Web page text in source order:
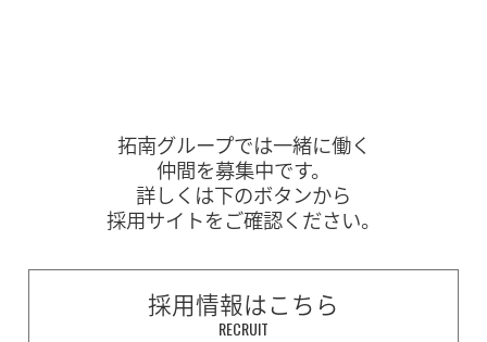
拓南グループでは一緒に働く
仲間を募集中です。
詳しくは下のボタンから
採用サイトをご確認ください。
採用情報はこちら
RECRUIT